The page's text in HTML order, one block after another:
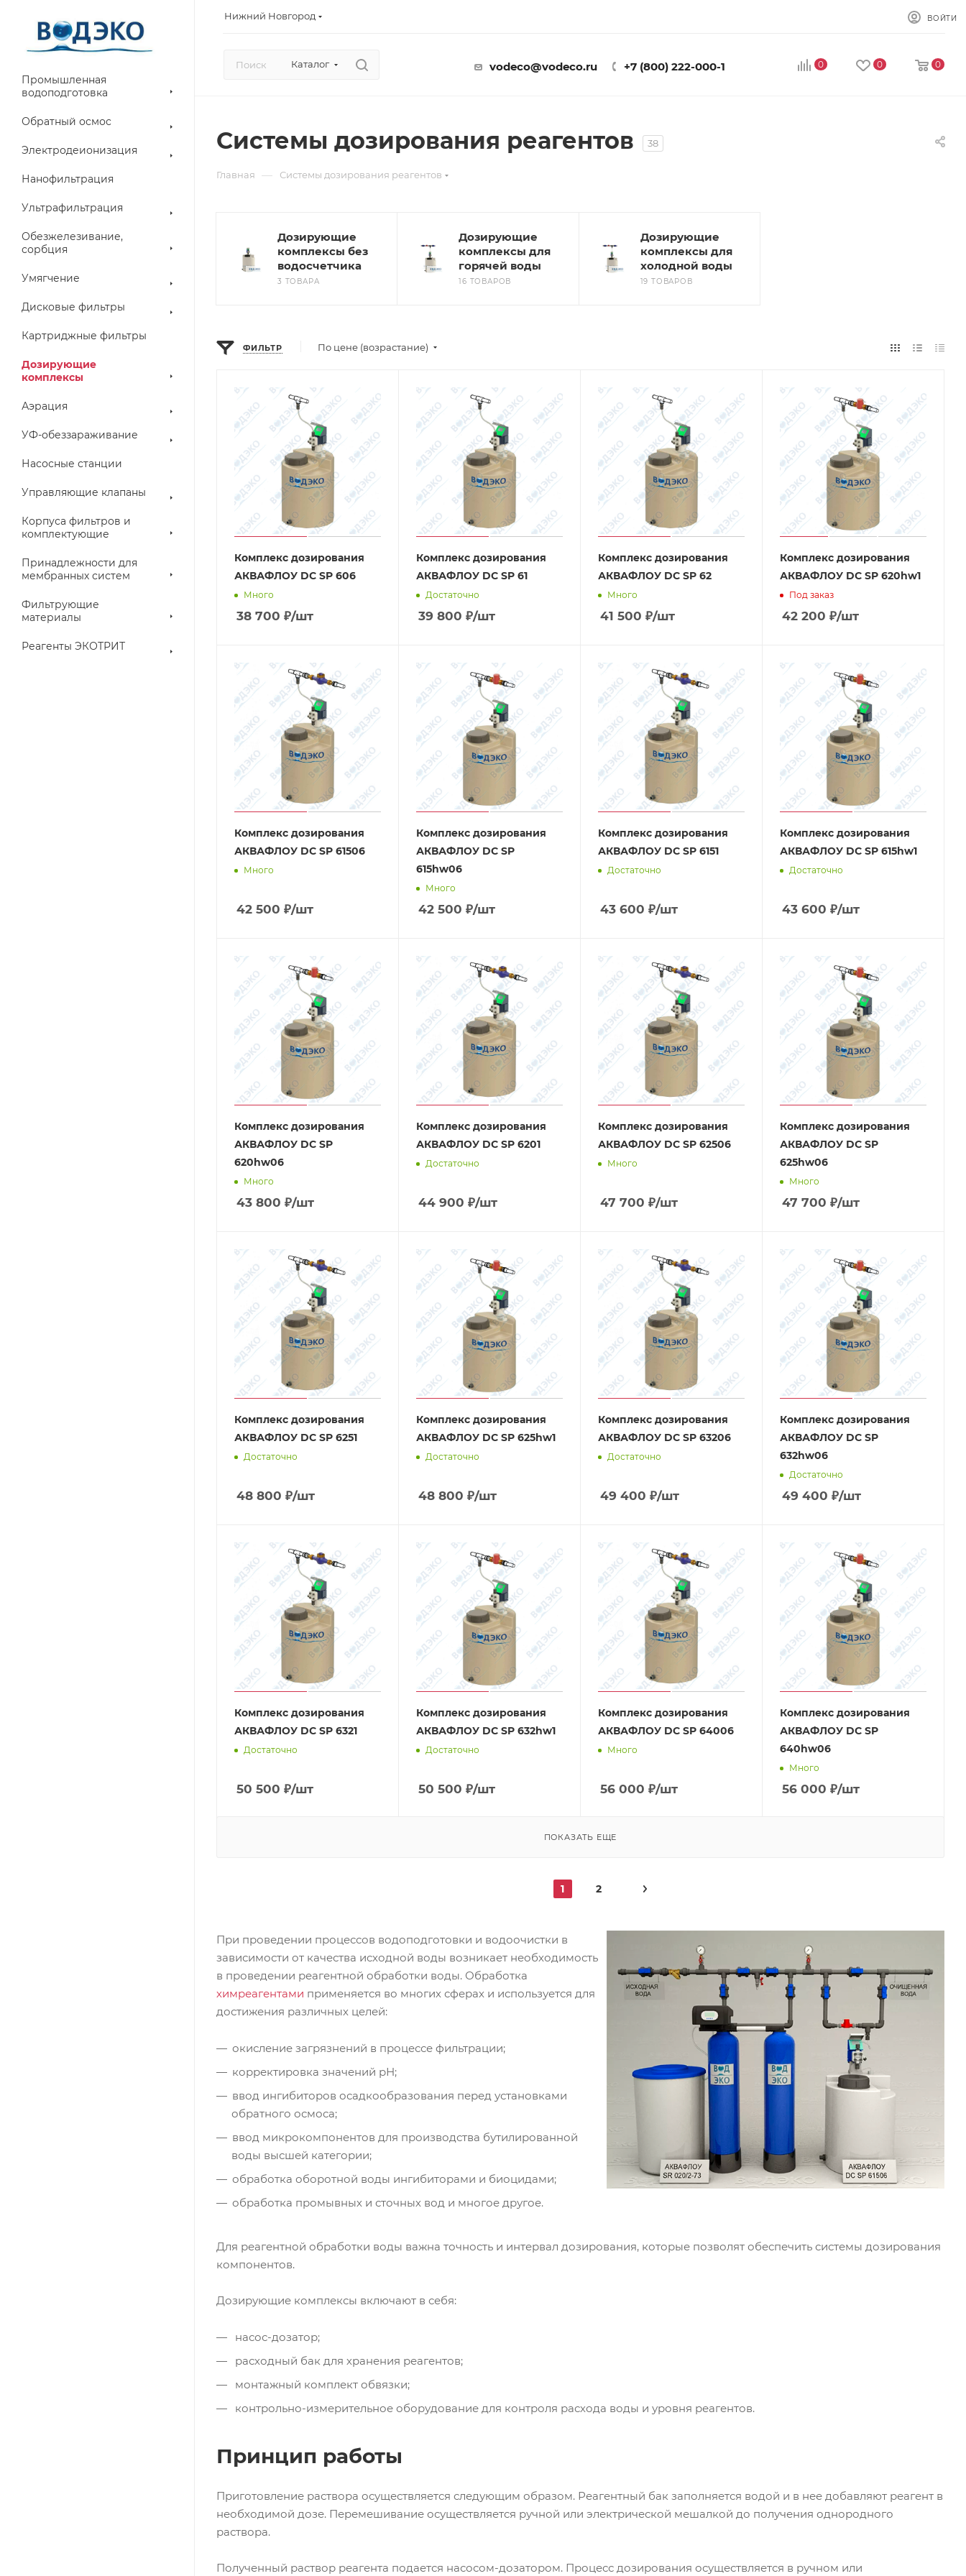
Нижний Новгород ВОЙТИ
Каталог vodeco@vodeco.ru +7 (800) 222-000-1 0 0 0
Промышленная
водоподготовка
Обратный осмос
Электродеионизация
Нанофильтрация
Ультрафильтрация
Обезжелезивание,
сорбция
Умягчение
Дисковые фильтры
Картриджные фильтры
Дозирующие
комплексы
Аэрация
УФ-обеззараживание
Насосные станции
Управляющие клапаны
Корпуса фильтров и
комплектующие
Принадлежности для
мембранных систем
Фильтрующие
материалы
Реагенты ЭКОТРИТ
Системы дозирования реагентов 38
Главная — Системы дозирования реагентов
Дозирующие
комплексы без
водосчетчика
3 ТОВАРА
Дозирующие
комплексы для
горячей воды
16 ТОВАРОВ
Дозирующие
комплексы для
холодной воды
19 ТОВАРОВ
ФИЛЬТР По цене (возрастание)
Комплекс дозирования
АКВАФЛОУ DC SP 606
Много
38 700 ₽/шт
Комплекс дозирования
АКВАФЛОУ DC SP 61
Достаточно
39 800 ₽/шт
Комплекс дозирования
АКВАФЛОУ DC SP 62
Много
41 500 ₽/шт
Комплекс дозирования
АКВАФЛОУ DC SP 620hw1
Под заказ
42 200 ₽/шт
Комплекс дозирования
АКВАФЛОУ DC SP 61506
Много
42 500 ₽/шт
Комплекс дозирования
АКВАФЛОУ DC SP
615hw06
Много
42 500 ₽/шт
Комплекс дозирования
АКВАФЛОУ DC SP 6151
Достаточно
43 600 ₽/шт
Комплекс дозирования
АКВАФЛОУ DC SP 615hw1
Достаточно
43 600 ₽/шт
Комплекс дозирования
АКВАФЛОУ DC SP
620hw06
Много
43 800 ₽/шт
Комплекс дозирования
АКВАФЛОУ DC SP 6201
Достаточно
44 900 ₽/шт
Комплекс дозирования
АКВАФЛОУ DC SP 62506
Много
47 700 ₽/шт
Комплекс дозирования
АКВАФЛОУ DC SP
625hw06
Много
47 700 ₽/шт
Комплекс дозирования
АКВАФЛОУ DC SP 6251
Достаточно
48 800 ₽/шт
Комплекс дозирования
АКВАФЛОУ DC SP 625hw1
Достаточно
48 800 ₽/шт
Комплекс дозирования
АКВАФЛОУ DC SP 63206
Достаточно
49 400 ₽/шт
Комплекс дозирования
АКВАФЛОУ DC SP
632hw06
Достаточно
49 400 ₽/шт
Комплекс дозирования
АКВАФЛОУ DC SP 6321
Достаточно
50 500 ₽/шт
Комплекс дозирования
АКВАФЛОУ DC SP 632hw1
Достаточно
50 500 ₽/шт
Комплекс дозирования
АКВАФЛОУ DC SP 64006
Много
56 000 ₽/шт
Комплекс дозирования
АКВАФЛОУ DC SP
640hw06
Много
56 000 ₽/шт
ПОКАЗАТЬ ЕЩЕ
1 2
При проведении процессов водоподготовки и водоочистки в
зависимости от качества исходной воды возникает необходимость
в проведении реагентной обработки воды. Обработка
химреагентами применяется во многих сферах и используется для
достижения различных целей:
окисление загрязнений в процессе фильтрации;
корректировка значений рН;
ввод ингибиторов осадкообразования перед установками
обратного осмоса;
ввод микрокомпонентов для производства бутилированной
воды высшей категории;
обработка оборотной воды ингибиторами и биоцидами;
обработка промывных и сточных вод и многое другое.
Для реагентной обработки воды важна точность и интервал дозирования, которые позволят обеспечить системы дозирования
компонентов.
Дозирующие комплексы включают в себя:
насос-дозатор;
расходный бак для хранения реагентов;
монтажный комплект обвязки;
контрольно-измерительное оборудование для контроля расхода воды и уровня реагентов.
Принцип работы
Приготовление раствора осуществляется следующим образом. Реагентный бак заполняется водой и в нее добавляют реагент в
необходимой дозе. Перемешивание осуществляется ручной или электрической мешалкой до получения однородного
раствора.
Полученный раствор реагента подается насосом-дозатором. Процесс дозирования осуществляется в ручном или